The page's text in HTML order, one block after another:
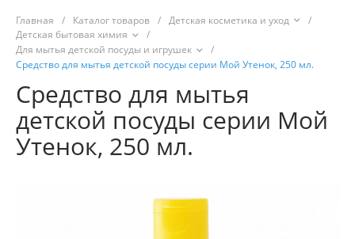
Главная / Каталог товаров / Детская косметика и уход
/
Детская бытовая химия
/
Для мытья детской посуды и игрушек
/
Средство для мытья детской посуды серии Мой Утенок, 250 мл.
Средство для мытья
детской посуды серии Мой
Утенок, 250 мл.